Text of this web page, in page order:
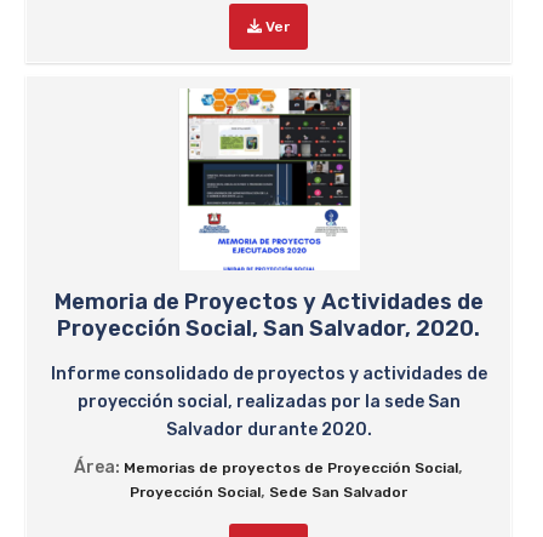
Ver
Memoria de Proyectos y Actividades de
Proyección Social, San Salvador, 2020.
Informe consolidado de proyectos y actividades de
proyección social, realizadas por la sede San
Salvador durante 2020.
Área: Memorias de proyectos de Proyección Social,
Proyección Social, Sede San Salvador